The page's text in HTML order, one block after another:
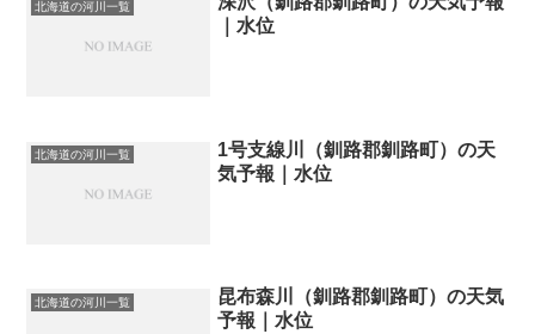
北海道の河川一覧
｜水位
北海道の河川一覧
1号支線川（釧路郡釧路町）の天
気予報｜水位
北海道の河川一覧
昆布森川（釧路郡釧路町）の天気
予報｜水位